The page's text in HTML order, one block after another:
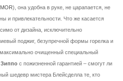
), она удобна в руке, не царапается, не
и привлекательности. Что же касается
от дизайна, исключительно
поджиг, безупречной формы горелка и
очищенный специальный
Зиппо с пожизненной гарантией – смогут ли
шедевр мистера Блейсделла те, кто